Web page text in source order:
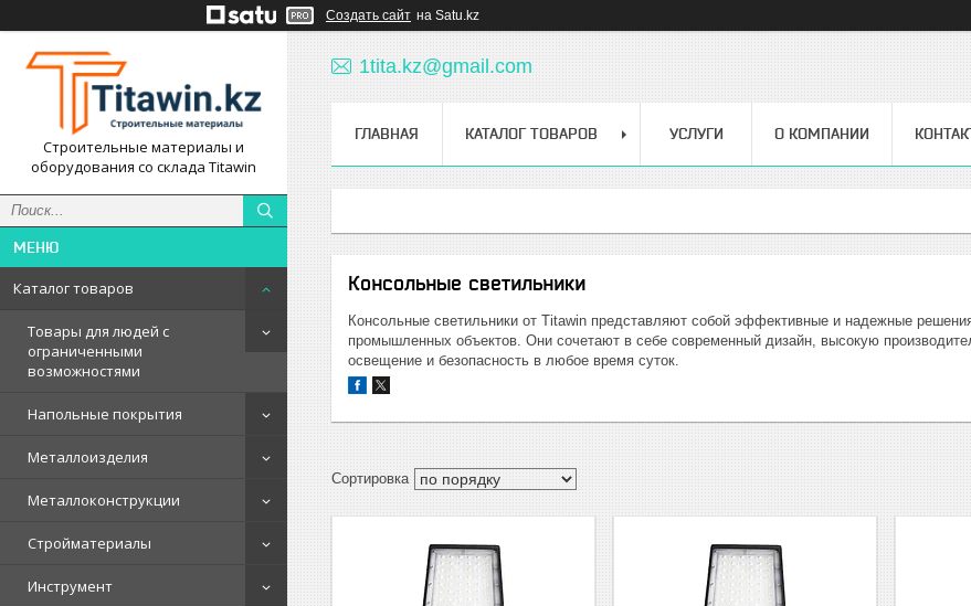
Создать сайт на Satu.kz
Строительные материалы и
оборудования со склада Titawin
Каталог товаров
Товары для людей с
ограниченными
возможностями
Напольные покрытия
Металлоизделия
Металлоконструкции
Стройматериалы
Инструмент
1tita.kz@gmail.com
ГЛАВНАЯ КАТАЛОГ ТОВАРОВ УСЛУГИ О КОМПАНИИ
Консольные светильники
Консольные светильники от Titawin представляют собой эффективные и надежные
промышленных объектов. Они сочетают в себе современный дизайн, высокую
освещение и безопасность в любое время суток.